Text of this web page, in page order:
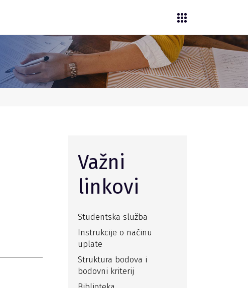
Važni
linkovi
Studentska služba
Instrukcije o načinu
uplate
Struktura bodova i
bodovni kriterij